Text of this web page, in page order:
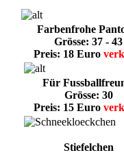
Farbenfrohe
Grösse: 37 - 43
Preis: 18 Euro
Für
Grösse: 30
Preis: 15 Euro
Stiefelchen